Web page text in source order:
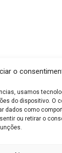
o
usamos
do dispositivo. O
dados como
ou retirar o